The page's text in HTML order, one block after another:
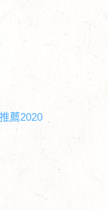
薦2020